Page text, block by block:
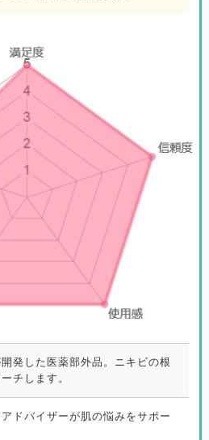
発した医薬部外品。ニキビの根
チします。
ドバイザーが肌の悩みをサポー